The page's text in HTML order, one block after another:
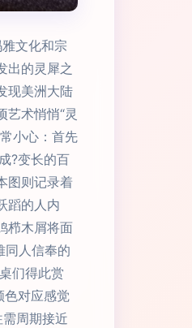
文化和宗
出的灵犀之
现美洲大陆
术悄悄“灵
小心：首先
?变长的百
图则记录着
蹈的人内
栉木屑将面
同人信奉的
们得此赏
色对应感觉
周期接近